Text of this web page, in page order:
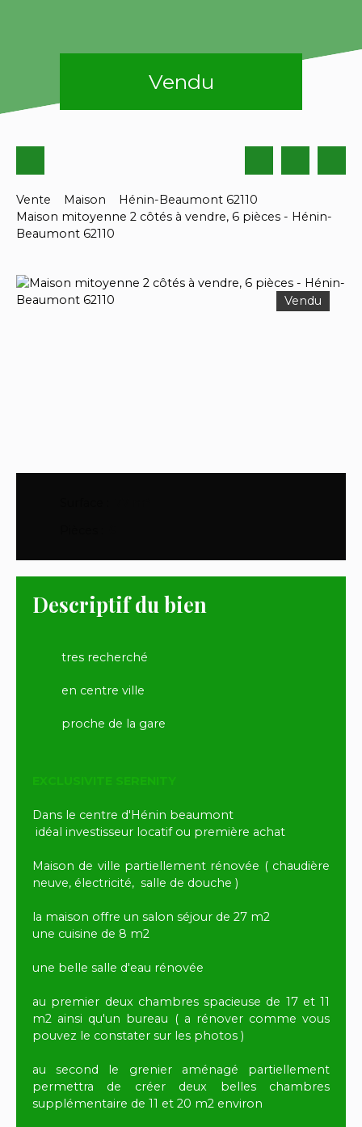
Vendu
Vente Maison
Hénin-Beaumont 62110
Maison mitoyenne 2 côtés à vendre, 6 pièces - Hénin-
Beaumont 62110
Vendu
Descriptif du bien
tres recherché
en centre ville
proche de la gare
Dans le centre d'Hénin beaumont
idéal investisseur locatif ou première achat
Maison de ville partiellement rénovée ( chaudière
neuve, électricité, salle de douche )
la maison offre un salon séjour de 27 m2
une cuisine de 8 m2
une belle salle d'eau rénovée
au premier deux chambres spacieuse de 17 et 11
m2 ainsi qu'un bureau ( a rénover comme vous
pouvez le constater sur les photos )
au second le grenier aménagé partiellement
permettra de créer deux belles chambres
supplémentaire de 11 et 20 m2 environ